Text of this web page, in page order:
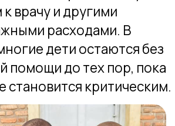
медицинские
участвующих в